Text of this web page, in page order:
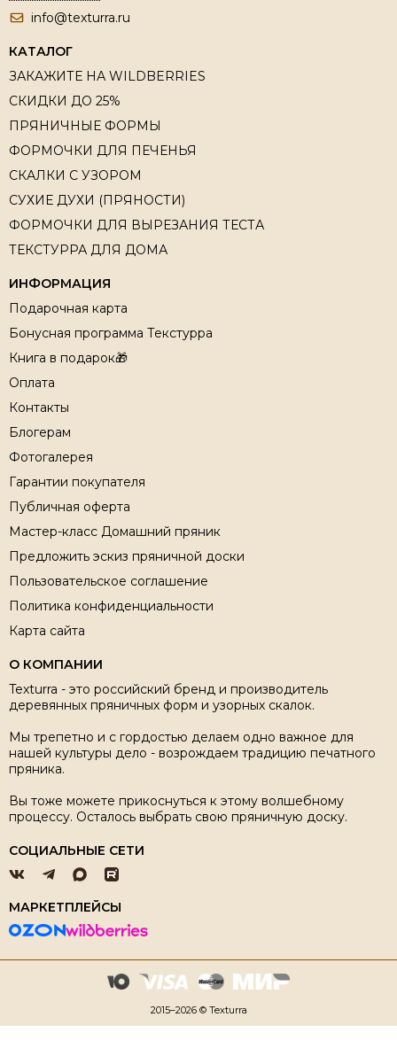
info@texturra.ru
КАТАЛОГ
ЗАКАЖИТЕ НА WILDBERRIES
СКИДКИ ДО 25%
ПРЯНИЧНЫЕ ФОРМЫ
ФОРМОЧКИ ДЛЯ ПЕЧЕНЬЯ
СКАЛКИ С УЗОРОМ
СУХИЕ ДУХИ (ПРЯНОСТИ)
ФОРМОЧКИ ДЛЯ ВЫРЕЗАНИЯ ТЕСТА
ТЕКСТУРРА ДЛЯ ДОМА
ИНФОРМАЦИЯ
Подарочная карта
Бонусная программа Текстурра
Книга в подарок🎁
Оплата
Контакты
Блогерам
Фотогалерея
Гарантии покупателя
Публичная оферта
Мастер-класс Домашний пряник
Предложить эскиз пряничной доски
Пользовательское соглашение
Политика конфиденциальности
Карта сайта
О КОМПАНИИ
Texturra - это российский бренд и производитель
деревянных пряничных форм и узорных скалок.
Мы трепетно и с гордостью делаем одно важное для
нашей культуры дело - возрождаем традицию печатного
пряника.
Вы тоже можете прикоснуться к этому волшебному
процессу. Осталось выбрать свою пряничную доску.
СОЦИАЛЬНЫЕ СЕТИ
МАРКЕТПЛЕЙСЫ
2015–2026 © Texturra